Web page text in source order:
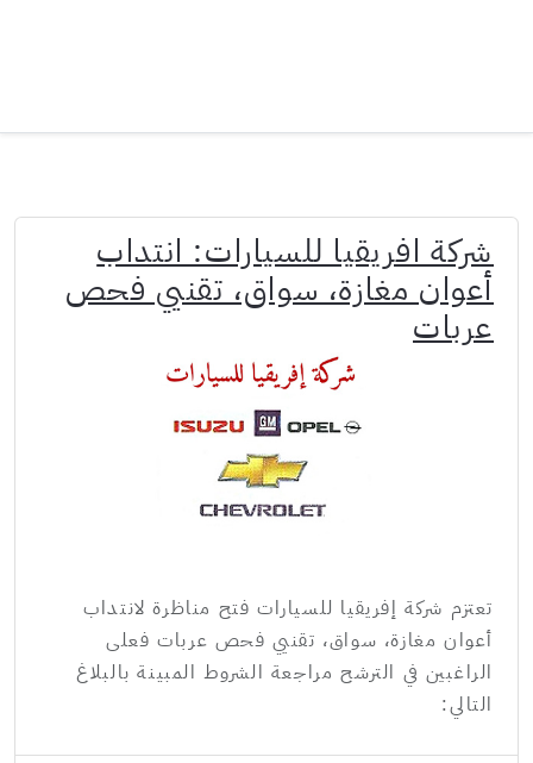
شركة افريقيا للسيارات: انتداب
أعوان مغازة، سواق، تقنيي فحص
عربات
تعتزم شركة إفريقيا للسيارات فتح مناظرة لانتداب
أعوان مغازة، سواق، تقنيي فحص عربات فعلى
الراغبين في الترشح مراجعة الشروط المبينة بالبلاغ
التالي: